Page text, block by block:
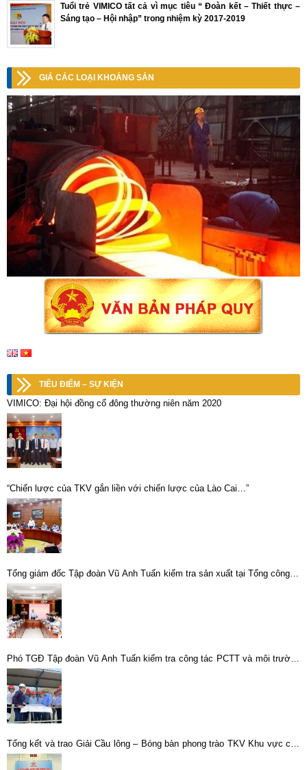
Tuổi trẻ VIMICO tất cả vì mục tiêu “ Đoàn kết – Thiết thực –
Sáng tạo – Hội nhập” trong nhiệm kỳ 2017-2019
GIÁ CÁC LOẠI KHOÁNG SẢN
TIÊU ĐIỂM – SỰ KIỆN
VIMICO: Đại hội đồng cổ đông thường niên năm 2020
“Chiến lược của TKV gắn liền với chiến lược của Lào Cai…”
Tổng giám đốc Tập đoàn Vũ Anh Tuấn kiểm tra sản xuất tại Tổng công ty
khoáng sản -TKV
Phó TGĐ Tập đoàn Vũ Anh Tuấn kiểm tra công tác PCTT và môi trường
các đơn vị sản xuất khoáng sản tại Lào Cai
Tổng kết và trao Giải Cầu lông – Bóng bàn phong trào TKV Khu vực các
đơn vị vùng Hà Nội và ngoài Quảng Ninh năm 2025